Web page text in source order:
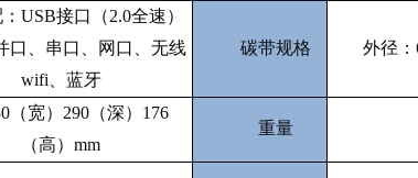
USB接口（2.0全速）
口、串口、网口、无线
wifi、蓝牙
碳带规格
外径：
（宽）290（深）176
（高）mm
重量